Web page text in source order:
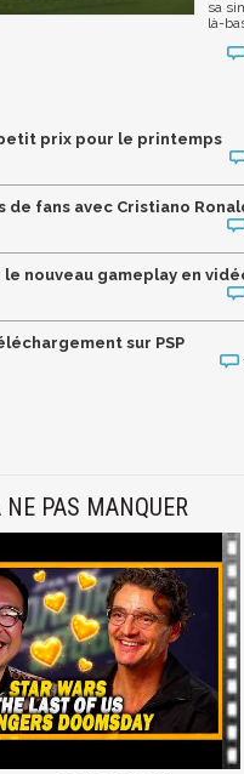
sa
là-
petit prix pour le printemps
de fans avec Cristiano
: le nouveau gameplay en
sur PSP
NE PAS MANQUER